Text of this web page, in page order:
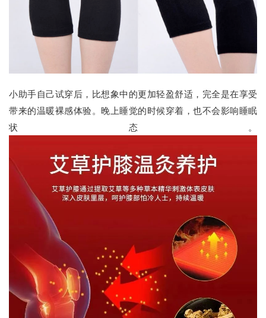
小助手自己试穿后，比想象中的更加轻盈舒适，完全是在享受
带来的温暖裸感体验。晚上睡觉的时候穿着， 也不会影响睡眠
状态
。